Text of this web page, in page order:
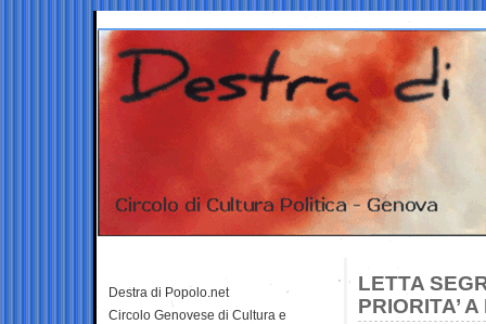
LETTA
PRIORITA’
Destra di Popolo.net
Circolo Genovese di Cultura e